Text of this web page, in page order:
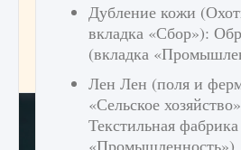
Как исправить текстовую
пользовательского
Force Hawk Ops
Дубление кожи
вкладка «Сбор»):
(вкладка
Лен Лен (поля и
«Сельское
Текстильная
«Промышленность»)